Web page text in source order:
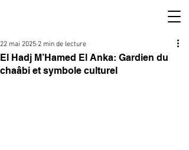
El Hadj M’Hamed El Anka: Gardien du
chaâbi et symbole culturel
22 mai 2025 2 min de lecture